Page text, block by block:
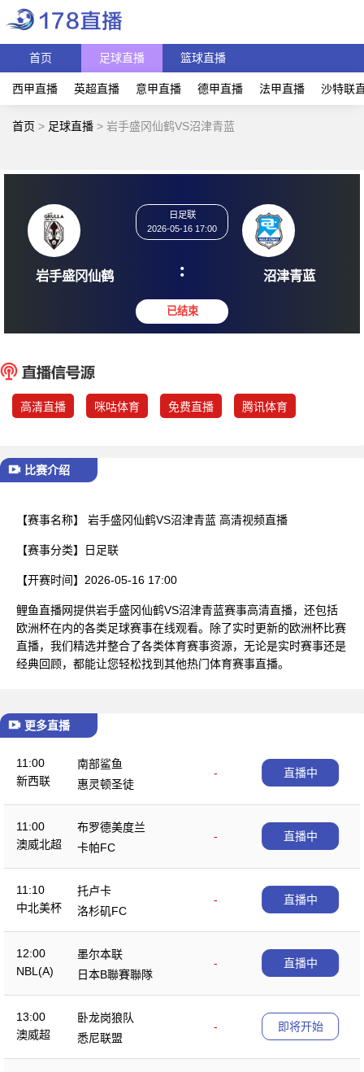
首页 足球直播 篮球直播
西甲直播 英超直播 意甲直播 德甲直播 法甲直播 沙特联
首页 > 足球直播 > 岩手盛冈仙鹤VS沼津青蓝
岩手盛冈仙鹤
2026-05-16 17:00
: 沼津
高清直播 咪咕体育 免费直播 腾讯体育
比赛介绍
【赛事名称】 岩手盛冈仙鹤VS沼津青蓝 高清视频直播
【赛事分类】 日足联
【开赛时间】 2026-05-16 17:00
鲤鱼直播网提供岩手盛冈仙鹤VS沼津青蓝赛事高清直播，还包括
欧洲杯在内的各类足球赛事在线观看。除了实时更新的欧洲杯比赛
直播，我们精选并整合了各类体育赛事资源，无论是实时赛事还是
经典回顾，都能让您轻松找到其他热门体育赛事直播。
更多直播
11:00
新西联
南部鲨鱼
-
惠灵顿圣徒
直播中
11:00
澳威北超
布罗德美度兰
-
卡帕FC
直播中
11:10
中北美杯
托卢卡
-
洛杉矶FC
直播中
12:00
NBL(A)
墨尔本联
-
日本B聯賽聯隊
直播中
13:00
澳威超
卧龙岗狼队
-
悉尼联盟
即将开始